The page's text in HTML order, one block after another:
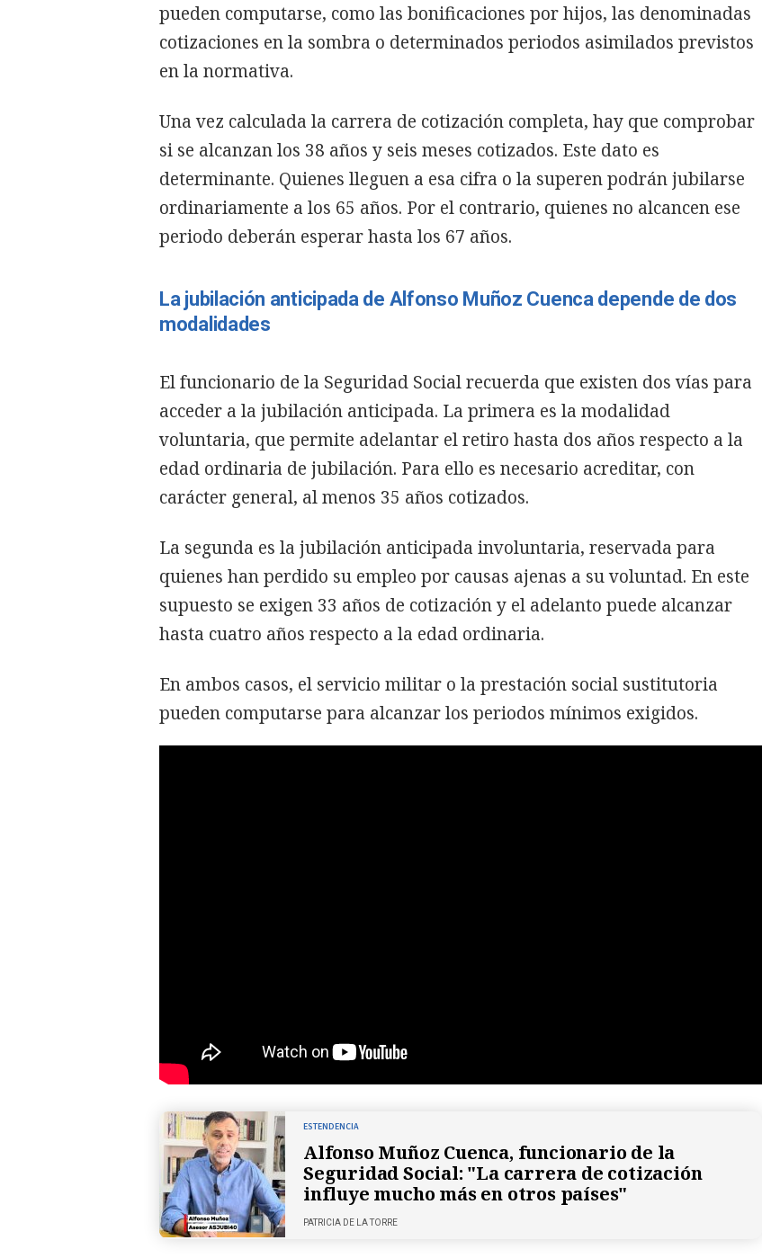
pueden computarse, como las bonificaciones por hijos, las denominadas
cotizaciones en la sombra o determinados periodos asimilados previstos
en la normativa.
Una vez calculada la carrera de cotización completa, hay que comprobar
si se alcanzan los 38 años y seis meses cotizados. Este dato es
determinante. Quienes lleguen a esa cifra o la superen podrán jubilarse
ordinariamente a los 65 años. Por el contrario, quienes no alcancen ese
periodo deberán esperar hasta los 67 años.
La jubilación anticipada de Alfonso Muñoz Cuenca depende de dos
modalidades
El funcionario de la Seguridad Social recuerda que existen dos vías para
acceder a la jubilación anticipada. La primera es la modalidad
voluntaria, que permite adelantar el retiro hasta dos años respecto a la
edad ordinaria de jubilación. Para ello es necesario acreditar, con
carácter general, al menos 35 años cotizados.
La segunda es la jubilación anticipada involuntaria, reservada para
quienes han perdido su empleo por causas ajenas a su voluntad. En este
supuesto se exigen 33 años de cotización y el adelanto puede alcanzar
hasta cuatro años respecto a la edad ordinaria.
En ambos casos, el servicio militar o la prestación social sustitutoria
pueden computarse para alcanzar los periodos mínimos exigidos.
ESTENDENCIA
Alfonso Muñoz Cuenca, funcionario de la
Seguridad Social: "La carrera de cotización
influye mucho más en otros países"
PATRICIA DE LA TORRE